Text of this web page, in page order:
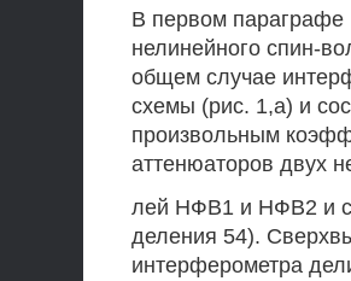
В первом параграфе
нелинейного спин-
общем случае
схемы (рис. 1,а) и
произвольным
аттенюаторов двух
лей НФВ1 и НФВ2 и
деления 54).
интерферометра